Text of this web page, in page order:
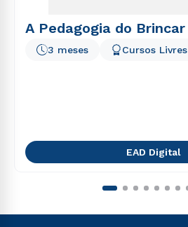
A Pedagogia do Brincar
3 meses Cursos Livres
EAD Digital